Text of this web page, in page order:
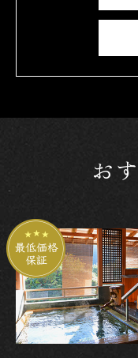
お